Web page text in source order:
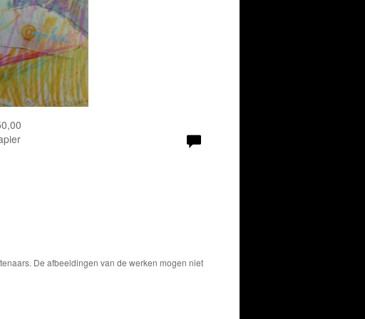
De afbeeldingen van de werken mogen niet